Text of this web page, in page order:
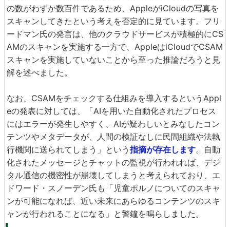
の数がわずか数百件であるため、AppleがiCloudの写真を
スキャンしてきたという考えを否定的に見ています。フリ
ードマン氏の発言は、他のクラウドサービスが積極的にCS
AMのスキャンを実施する一方で、AppleはiCloudでCSAM
スキャンを実施していないことから至った推論だろうと見
解を述べました。
なお、CSAMをチェックする仕組みを導入するというAppl
eの発表に対しては、「AIを用いた自動化されたプロセス
にはエラーが発生しやすく、AIが疑わしいとみなしたコン
テンツやメタデータが、人間の検証なしに民間組織や法執
行機関に送られてしまう」という 指摘が存在します。自動
化されたメッセージとチャットの監視が行われれば、デジ
タル通信の機密性が崩壊してしまうと考えられており、エ
ドワード・スノーデン氏も「児童ポルノについてのスキャ
ンが可能になれば、近い未来にあらゆるコンテンツのスキ
ャンが行われることになる」と警鐘を鳴らしました。